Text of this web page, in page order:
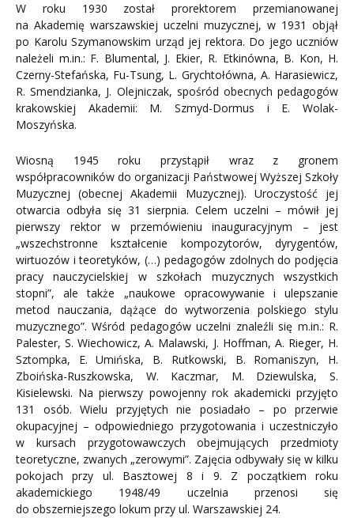
W roku 1930 został prorektorem przemianowanej
na Akademię warszawskiej uczelni muzycznej, w 1931 objął
po Karolu Szymanowskim urząd jej rektora. Do jego uczniów
należeli m.in.: F. Blumental, J. Ekier, R. Etkinówna, B. Kon, H.
Czerny-Stefańska, Fu-Tsung, L. Grychtołówna, A. Harasiewicz,
R. Smendzianka, J. Olejniczak, spośród obecnych pedagogów
krakowskiej Akademii: M. Szmyd-Dormus i E. Wolak-
Moszyńska.
Wiosną 1945 roku przystąpił wraz z gronem
współpracowników do organizacji Państwowej Wyższej Szkoły
Muzycznej (obecnej Akademii Muzycznej). Uroczystość jej
otwarcia odbyła się 31 sierpnia. Celem uczelni – mówił jej
pierwszy rektor w przemówieniu inauguracyjnym – jest
„wszechstronne kształcenie kompozytorów, dyrygentów,
wirtuozów i teoretyków, (…) pedagogów zdolnych do podjęcia
pracy nauczycielskiej w szkołach muzycznych wszystkich
stopni”, ale także „naukowe opracowywanie i ulepszanie
metod nauczania, dążące do wytworzenia polskiego stylu
muzycznego”. Wśród pedagogów uczelni znaleźli się m.in.: R.
Palester, S. Wiechowicz, A. Malawski, J. Hoffman, A. Rieger, H.
Sztompka, E. Umińska, B. Rutkowski, B. Romaniszyn, H.
Zboińska-Ruszkowska, W. Kaczmar, M. Dziewulska, S.
Kisielewski. Na pierwszy powojenny rok akademicki przyjęto
131 osób. Wielu przyjętych nie posiadało – po przerwie
okupacyjnej – odpowiedniego przygotowania i uczestniczyło
w kursach przygotowawczych obejmujących przedmioty
teoretyczne, zwanych „zerowymi”. Zajęcia odbywały się w kilku
pokojach przy ul. Basztowej 8 i 9. Z początkiem roku
akademickiego 1948/49 uczelnia przenosi się
do obszerniejszego lokum przy ul. Warszawskiej 24.